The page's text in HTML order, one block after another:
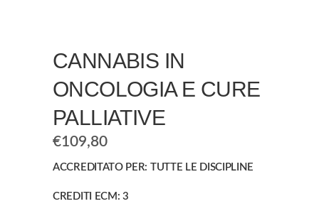
CANNABIS IN
ONCOLOGIA E CURE
PALLIATIVE
€109,80
ACCREDITATO PER: TUTTE LE DISCIPLINE
CREDITI ECM: 3